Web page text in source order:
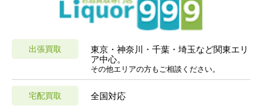
出張買取
東京・神奈川・千葉・埼玉など関東エリ
ア中心。
その他エリアの方もご相談ください。
宅配買取 全国対応